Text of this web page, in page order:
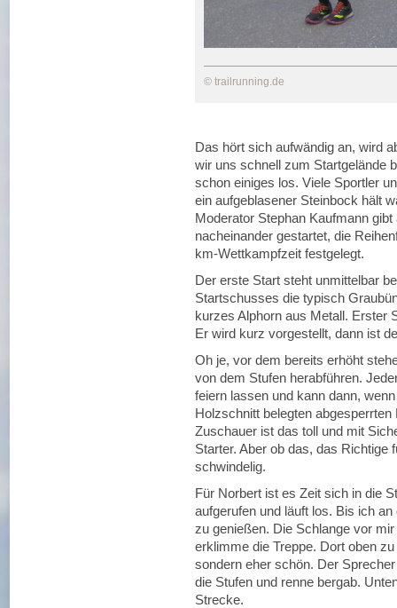
© trailrunning.de
Das hört sich aufwändig an, wird
wir uns schnell zum Startgelände
schon einiges los. Viele Sportler
ein aufgeblasener Steinbock hält
Moderator Stephan Kaufmann
nacheinander gestartet, die
km-Wettkampfzeit festgelegt.
Der erste Start steht unmittelbar
Startschusses die typisch
kurzes Alphorn aus Metall. Erster
Er wird kurz vorgestellt, dann ist
Oh je, vor dem bereits erhöht
von dem Stufen herabführen.
feiern lassen und kann dann,
Holzschnitt belegten
Zuschauer ist das toll und mit
Starter. Aber ob das, das
schwindelig.
Für Norbert ist es Zeit sich in die
aufgerufen und läuft los. Bis ich
zu genießen. Die Schlange vor
erklimme die Treppe. Dort oben
sondern eher schön. Der
die Stufen und renne bergab.
Strecke.